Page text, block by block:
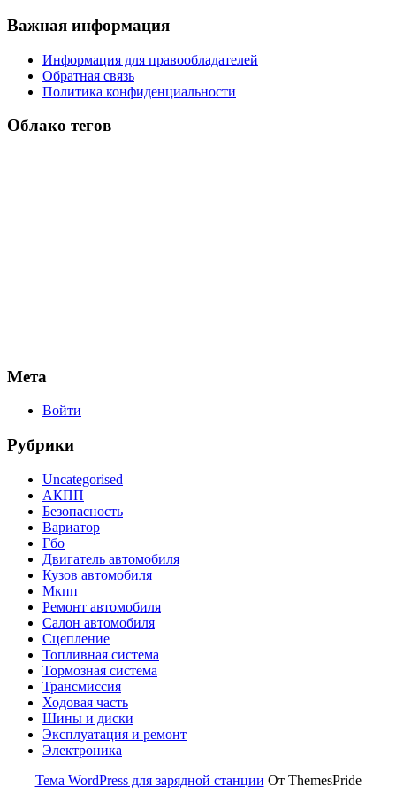
Важная информация
Информация для правообладателей
Обратная связь
Политика конфиденциальности
Облако тегов
Мета
Войти
Рубрики
Uncategorised
АКПП
Безопасность
Вариатор
Гбо
Двигатель автомобиля
Кузов автомобиля
Мкпп
Ремонт автомобиля
Салон автомобиля
Сцепление
Топливная система
Тормозная система
Трансмиссия
Ходовая часть
Шины и диски
Эксплуатация и ремонт
Электроника
Тема WordPress для зарядной станции От ThemesPride